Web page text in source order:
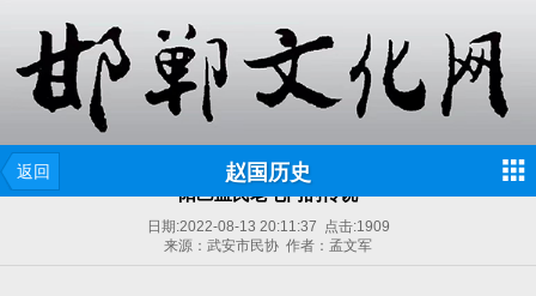
返回 赵国历史
阳邑孟氏老七门的传说
日期:2022-08-13 20:11:37 点击:1909
来源：武安市民协 作者：孟文军